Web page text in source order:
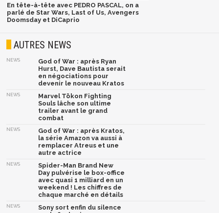
En tête-à-tête avec PEDRO PASCAL, on a
parlé de Star Wars, Last of Us, Avengers
Doomsday et DiCaprio
AUTRES NEWS
NEWS
God of War : après Ryan
Hurst, Dave Bautista serait
en négociations pour
devenir le nouveau Kratos
NEWS
Marvel Tōkon Fighting
Souls lâche son ultime
trailer avant le grand
combat
NEWS
God of War : après Kratos,
la série Amazon va aussi à
remplacer Atreus et une
autre actrice
NEWS
Spider-Man Brand New
Day pulvérise le box-office
avec quasi 1 milliard en un
weekend ! Les chiffres de
chaque marché en détails
NEWS
Sony sort enfin du silence